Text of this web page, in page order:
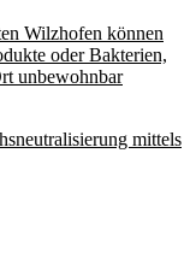
Wilzhofen können
oder Bakterien,
unbewohnbar
mittels